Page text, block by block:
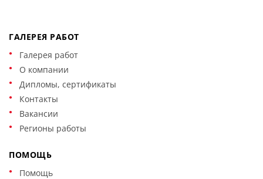
ГАЛЕРЕЯ РАБОТ
Галерея работ
О компании
Дипломы, сертификаты
Контакты
Вакансии
Регионы работы
ПОМОЩЬ
Помощь